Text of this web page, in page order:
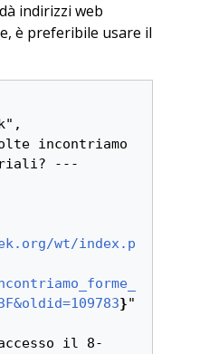
indirizzi web
è preferibile usare il
---
wt/index.p
}"